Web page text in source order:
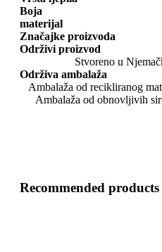
Boja
materijal
Značajke proizvoda
Održivi proizvod
Stvoreno u
Održiva ambalaža
Ambalaža od recikliranog
Ambalaža od obnovljivih
Recommended products